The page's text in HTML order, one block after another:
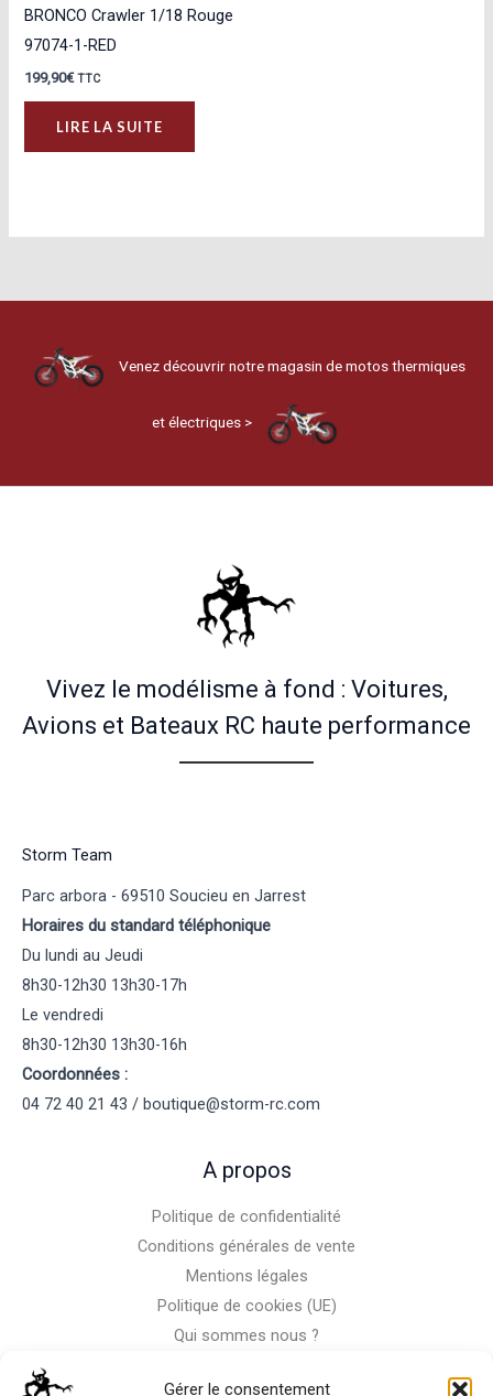
Gérer le consentement
BRONCO Crawler 1/18 Rouge
97074-1-RED
199,90€ TTC
LIRE LA SUITE
Venez découvrir notre magasin de motos thermiques
et électriques >
Vivez le modélisme à fond : Voitures,
Avions et Bateaux RC haute performance
Storm Team
Parc arbora - 69510 Soucieu en Jarrest
Horaires du standard téléphonique
Du lundi au Jeudi
8h30-12h30 13h30-17h
Le vendredi
8h30-12h30 13h30-16h
Coordonnées :
04 72 40 21 43 / boutique@storm-rc.com
A propos
Politique de confidentialité
Conditions générales de vente
Mentions légales
Politique de cookies (UE)
Qui sommes nous ?